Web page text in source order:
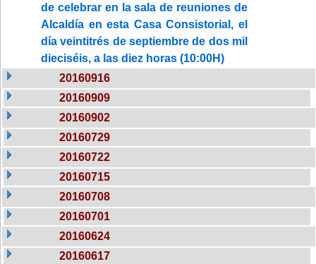
de celebrar en la sala de reuniones de
Alcaldía en esta Casa Consistorial, el
día veintitrés de septiembre de dos mil
dieciséis, a las diez horas (10:00H)
20160916
20160909
20160902
20160729
20160722
20160715
20160708
20160701
20160624
20160617